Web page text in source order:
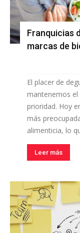
Franquicias
marcas de
El placer de
mantenemos el
prioridad. Hoy
más
alimenticia, lo
Leer más